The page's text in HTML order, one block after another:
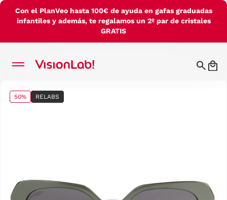
Con el PlanVeo hasta 100€ de ayuda en gafas graduadas
infantiles y además, te regalamos un 2º par de cristales
GRATIS
50% RELABS